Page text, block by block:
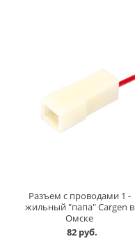
Разъем с проводами 1 -
жильный "папа" Cargen в
Омске
82 руб.